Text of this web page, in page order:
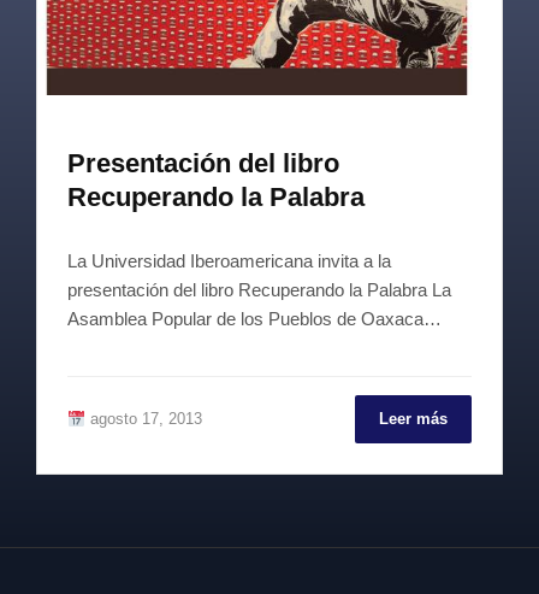
Presentación del libro
Recuperando la Palabra
La Universidad Iberoamericana invita a la
presentación del libro Recuperando la Palabra La
Asamblea Popular de los Pueblos de Oaxaca…
agosto 17, 2013 Leer más